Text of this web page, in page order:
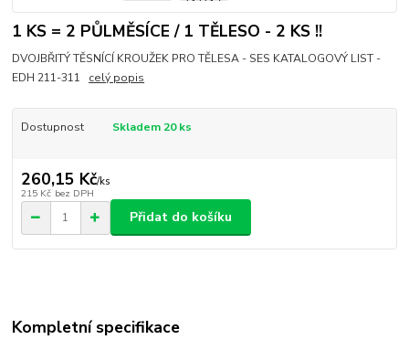
1 KS = 2 PŮLMĚSÍCE / 1 TĚLESO - 2 KS !!
DVOJBŘITÝ TĚSNÍCÍ KROUŽEK PRO TĚLESA - SES KATALOGOVÝ LIST -
EDH 211-311 celý popis
Dostupnost Skladem 20 ks
260,15 Kč/ks
215 Kč bez DPH
Přidat do košíku
Kompletní specifikace